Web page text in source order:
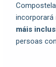
incorporará
máis
persoas